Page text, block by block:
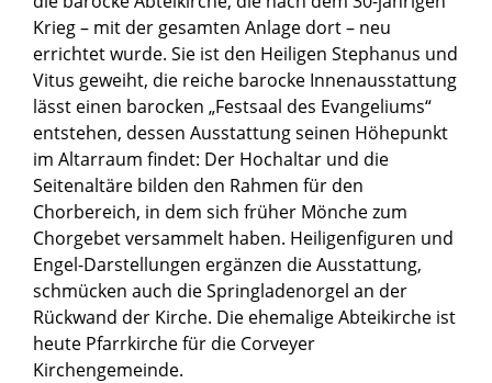
Krieg – mit der gesamten Anlage dort – neu
errichtet wurde. Sie ist den Heiligen Stephanus und
Vitus geweiht, die reiche barocke Innenausstattung
lässt einen barocken „Festsaal des Evangeliums“
entstehen, dessen Ausstattung seinen Höhepunkt
im Altarraum findet: Der Hochaltar und die
Seitenaltäre bilden den Rahmen für den
Chorbereich, in dem sich früher Mönche zum
Chorgebet versammelt haben. Heiligenfiguren und
Engel-Darstellungen ergänzen die Ausstattung,
schmücken auch die Springladenorgel an der
Rückwand der Kirche. Die ehemalige Abteikirche ist
heute Pfarrkirche für die Corveyer
Kirchengemeinde.